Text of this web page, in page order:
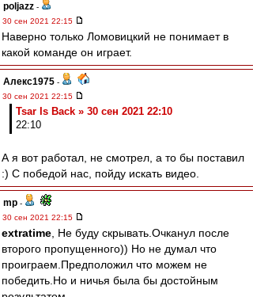
poljazz -
30 сен 2021 22:15
Наверно только Ломовицкий не понимает в
какой команде он играет.
Алекс1975 -
30 сен 2021 22:15
Tsar Is Back » 30 сен 2021 22:10
22:10
А я вот работал, не смотрел, а то бы поставил
:) С победой нас, пойду искать видео.
mp -
30 сен 2021 22:15
extratime , Не буду скрывать.Очканул после
второго пропущенного)) Но не думал что
проиграем.Предположил что можем не
победить.Но и ничья была бы достойным